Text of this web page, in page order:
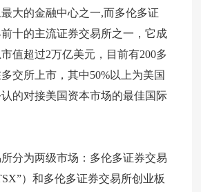
大的金融中心之一,而多伦多证
十的主流证券交易所之一，它成
值超过2万亿美元，目前有200多
交所上市，其中50%以上为美国
的对接美国资本市场的最佳国际
分为两级市场：多伦多证券交易
）和多伦多证券交易所创业板